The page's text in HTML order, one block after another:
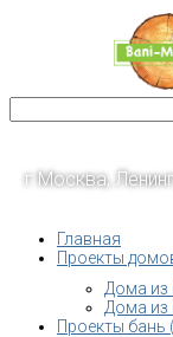
г.Москва,
Главная
Проекты
Дома из
Дома из
Проекты бань